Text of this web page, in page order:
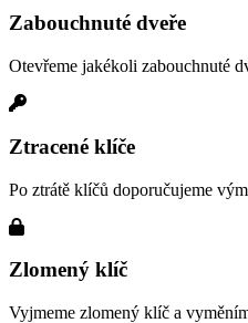
Zabouchnuté dveře
Otevřeme jakékoli zabouchnuté
Ztracené klíče
Po ztrátě klíčů doporučujeme
Zlomený klíč
Vyjmeme zlomený klíč a